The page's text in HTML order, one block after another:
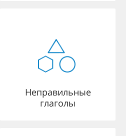
Неправильные
глаголы